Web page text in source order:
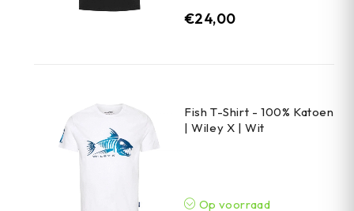
€24,00
Fish T-Shirt - 100% Katoen
| Wiley X | Wit
Op voorraad